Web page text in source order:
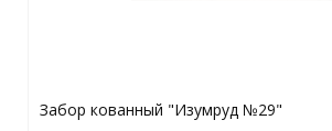
Забор кованный "Изумруд №29"